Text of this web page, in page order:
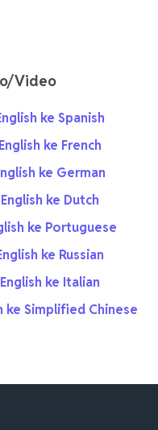
Video
ke Spanish
ke French
ke German
ke Dutch
ke Portuguese
ke Russian
ke Italian
Simplified Chinese